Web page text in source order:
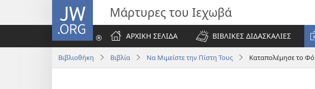
JW.ORG Μάρτυρες του Ιεχωβά
ΑΡΧΙΚΗ ΣΕΛΙΔΑ
ΒΙΒΛΙΚΕΣ ΔΙΔΑΣΚΑΛΙΕΣ
Βιβλιοθήκη Βιβλία Να Μιμείστε την Πίστη Τους Καταπολέμησε το